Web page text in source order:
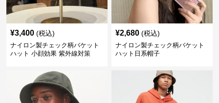
¥3,400 (税込)
ナイロン製チェック柄バケット
ハット 小顔効果 紫外線対策
¥2,680 (税込)
ナイロン製チェック柄バケット
ハット日系帽子